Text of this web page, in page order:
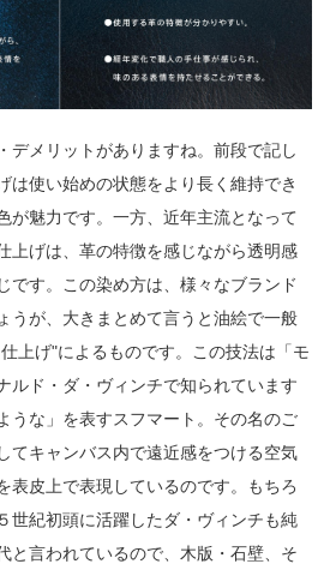
デメリットがありますね。前段で記し
は使い始めの状態をより長く維持でき
が魅力です。一方、近年主流となって
上げは、革の特徴を感じながら透明感
です。この染め方は、様々なブランド
うが、大きまとめて言うと油絵で一般
上げ"によるものです。この技法は「モ
ルド・ダ・ヴィンチで知られています
うな」を表すスフマート。その名のご
てキャンバス内で遠近感をつける空気
表皮上で表現しているのです。もちろ
世紀初頭に活躍したダ・ヴィンチも純
と言われているので、木版・石壁、そ